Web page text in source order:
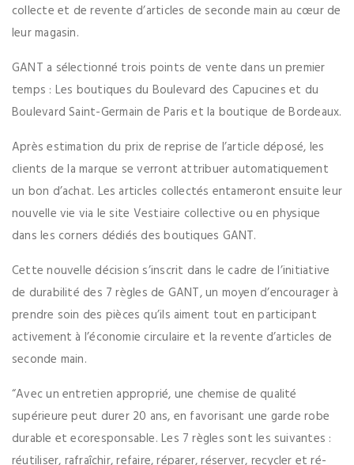
collecte et de revente d’articles de seconde main au cœur de
leur magasin.
GANT a sélectionné trois points de vente dans un premier
temps : Les boutiques du Boulevard des Capucines et du
Boulevard Saint-Germain de Paris et la boutique de Bordeaux.
Après estimation du prix de reprise de l’article déposé, les
clients de la marque se verront attribuer automatiquement
un bon d’achat. Les articles collectés entameront ensuite leur
nouvelle vie via le site Vestiaire collective ou en physique
dans les corners dédiés des boutiques GANT.
Cette nouvelle décision s’inscrit dans le cadre de l’initiative
de durabilité des 7 règles de GANT, un moyen d’encourager à
prendre soin des pièces qu’ils aiment tout en participant
activement à l’économie circulaire et la revente d’articles de
seconde main.
“Avec un entretien approprié, une chemise de qualité
supérieure peut durer 20 ans, en favorisant une garde robe
durable et ecoresponsable. Les 7 règles sont les suivantes :
réutiliser, rafraîchir, refaire, réparer, réserver, recycler et ré-